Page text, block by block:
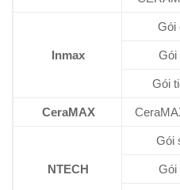
Inmax
Gói
Gói
Gói
CeraMAX
NTECH
Gói
Gói